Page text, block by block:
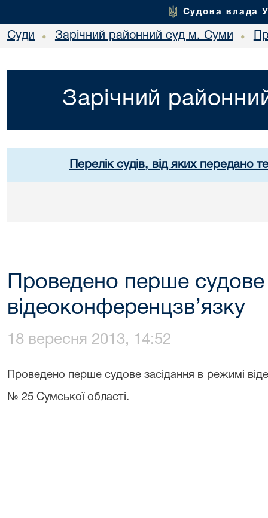
Судова влада
Суди • Зарічний районний суд м. Суми •
Зарічний
Перелік судів, від яких передано
Проведено перше
відеоконференцзв’язку
18 вересня 2013, 14:52
Проведено перше судове засідання в режимі
№ 25 Сумської області.